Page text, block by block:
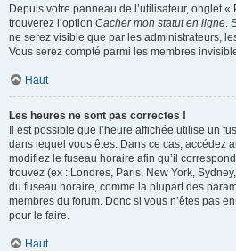
Depuis votre panneau de l’utilisateur, onglet
trouverez l’option Cacher mon statut en ligne.
ne serez visible que par les administrateurs,
Vous serez compté parmi les membres
Haut
Les heures ne sont pas correctes !
Il est possible que l’heure affichée utilise un
dans lequel vous êtes. Dans ce cas, accédez
modifiez le fuseau horaire afin qu’il
trouvez (ex : Londres, Paris, New York,
du fuseau horaire, comme la plupart des
membres du forum. Donc si vous n’êtes pas
pour le faire.
Haut